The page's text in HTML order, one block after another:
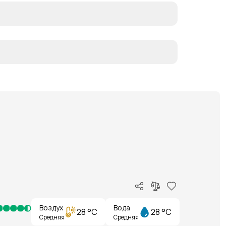
Воздух
Средняя 28 °C Вода
Средняя 28 °C